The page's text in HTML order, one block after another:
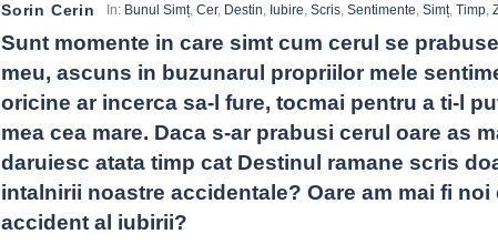
Sorin Cerin In: Bunul Simț, Cer, Destin, Iubire, Scris, Sentimente, Simț, Timp,
Sunt momente in care simt cum cerul se
meu, ascuns in buzunarul propriilor mele
oricine ar incerca sa-l fure, tocmai pentru a ti-l
mea cea mare. Daca s-ar prabusi cerul oare as
daruiesc atata timp cat Destinul ramane scris
intalnirii noastre accidentale? Oare am mai fi
accident al iubirii?